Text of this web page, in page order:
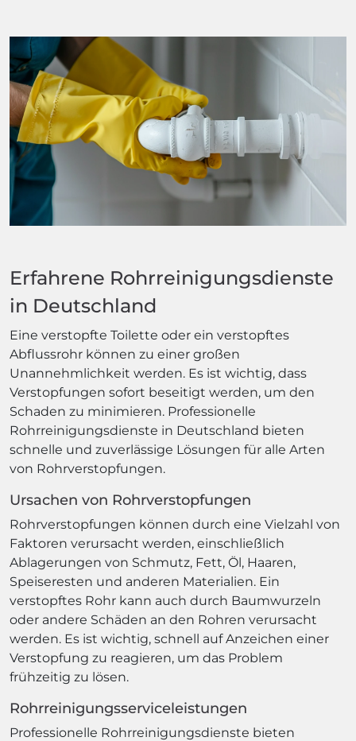
Erfahrene Rohrreinigungsdienste
in Deutschland
Eine verstopfte Toilette oder ein verstopftes
Abflussrohr können zu einer großen
Unannehmlichkeit werden. Es ist wichtig, dass
Verstopfungen sofort beseitigt werden, um den
Schaden zu minimieren. Professionelle
Rohrreinigungsdienste in Deutschland bieten
schnelle und zuverlässige Lösungen für alle Arten
von Rohrverstopfungen.
Ursachen von Rohrverstopfungen
Rohrverstopfungen können durch eine Vielzahl von
Faktoren verursacht werden, einschließlich
Ablagerungen von Schmutz, Fett, Öl, Haaren,
Speiseresten und anderen Materialien. Ein
verstopftes Rohr kann auch durch Baumwurzeln
oder andere Schäden an den Rohren verursacht
werden. Es ist wichtig, schnell auf Anzeichen einer
Verstopfung zu reagieren, um das Problem
frühzeitig zu lösen.
Rohrreinigungsserviceleistungen
Professionelle Rohrreinigungsdienste bieten